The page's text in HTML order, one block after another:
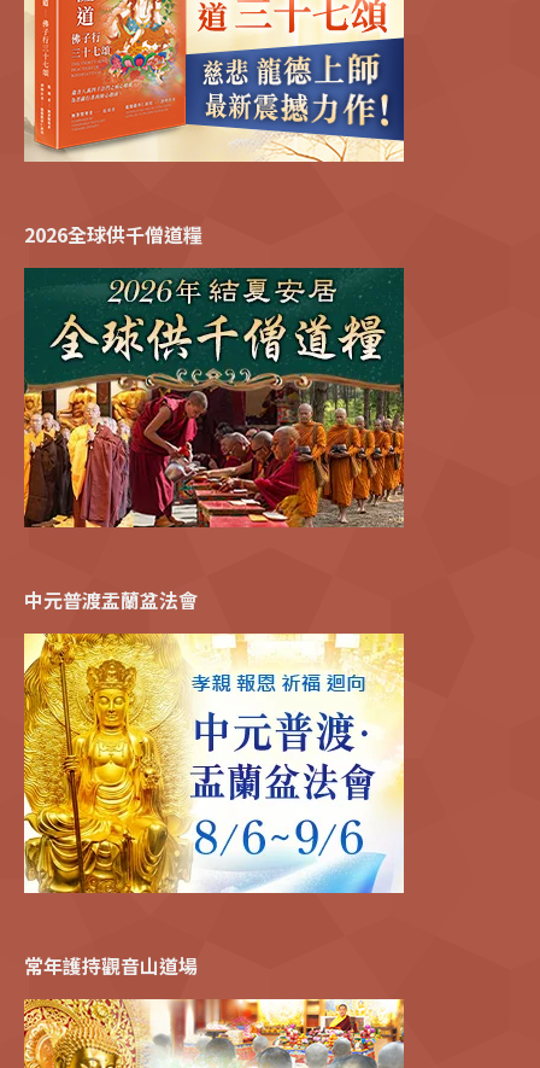
2026全球供千僧道糧
中元普渡盂蘭盆法會
常年護持觀音山道場